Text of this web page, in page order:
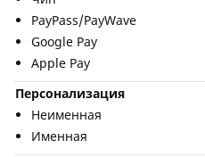
PayPass/PayWave
Google Pay
Apple Pay
Персонализация
Неименная
Именная